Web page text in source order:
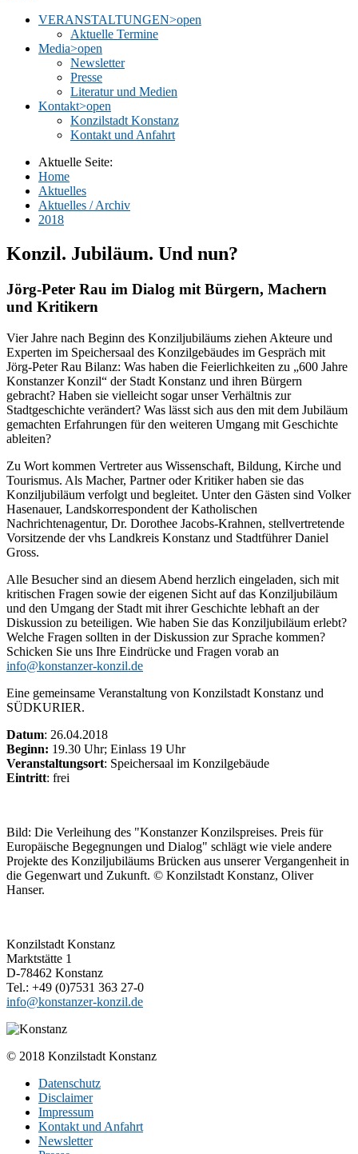
VERANSTALTUNGEN>open
Aktuelle Termine
Media>open
Newsletter
Presse
Literatur und Medien
Kontakt>open
Konzilstadt Konstanz
Kontakt und Anfahrt
Aktuelle Seite:
Home
Aktuelles
Aktuelles / Archiv
2018
Konzil. Jubiläum. Und nun?
Jörg-Peter Rau im Dialog mit Bürgern, Machern
und Kritikern
Vier Jahre nach Beginn des Konziljubiläums ziehen Akteure und
Experten im Speichersaal des Konzilgebäudes im Gespräch mit
Jörg-Peter Rau Bilanz: Was haben die Feierlichkeiten zu „600 Jahre
Konstanzer Konzil“ der Stadt Konstanz und ihren Bürgern
gebracht? Haben sie vielleicht sogar unser Verhältnis zur
Stadtgeschichte verändert? Was lässt sich aus den mit dem Jubiläum
gemachten Erfahrungen für den weiteren Umgang mit Geschichte
ableiten?
Zu Wort kommen Vertreter aus Wissenschaft, Bildung, Kirche und
Tourismus. Als Macher, Partner oder Kritiker haben sie das
Konziljubiläum verfolgt und begleitet. Unter den Gästen sind Volker
Hasenauer, Landskorrespondent der Katholischen
Nachrichtenagentur, Dr. Dorothee Jacobs-Krahnen, stellvertretende
Vorsitzende der vhs Landkreis Konstanz und Stadtführer Daniel
Gross.
Alle Besucher sind an diesem Abend herzlich eingeladen, sich mit
kritischen Fragen sowie der eigenen Sicht auf das Konziljubiläum
und den Umgang der Stadt mit ihrer Geschichte lebhaft an der
Diskussion zu beteiligen. Wie haben Sie das Konziljubiläum erlebt?
Welche Fragen sollten in der Diskussion zur Sprache kommen?
Schicken Sie uns Ihre Eindrücke und Fragen vorab an
info@konstanzer-konzil.de
Eine gemeinsame Veranstaltung von Konzilstadt Konstanz und
SÜDKURIER.
Datum: 26.04.2018
Beginn: 19.30 Uhr; Einlass 19 Uhr
Veranstaltungsort: Speichersaal im Konzilgebäude
Eintritt: frei
Bild: Die Verleihung des "Konstanzer Konzilspreises. Preis für
Europäische Begegnungen und Dialog" schlägt wie viele andere
Projekte des Konziljubiläums Brücken aus unserer Vergangenheit in
die Gegenwart und Zukunft. © Konzilstadt Konstanz, Oliver
Hanser.
Konzilstadt Konstanz
Marktstätte 1
D-78462 Konstanz
Tel.: +49 (0)7531 363 27-0
info@konstanzer-konzil.de
© 2018 Konzilstadt Konstanz
Datenschutz
Disclaimer
Impressum
Kontakt und Anfahrt
Newsletter